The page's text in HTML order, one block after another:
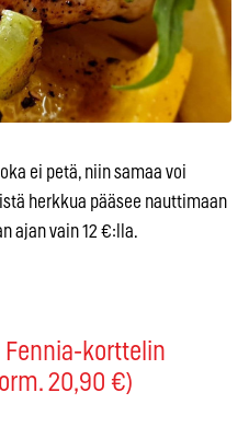
ei petä, niin samaa voi
herkkua pääsee nauttimaan
ajan vain 12 €:lla.
Fennia-korttelin
20,90 €)